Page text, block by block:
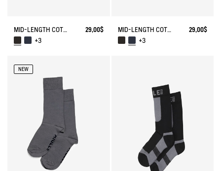
MID-LENGTH COTTON SOCKS MADE IN FRANCE
29,00$
+3
MID-LENGTH COTTON SOCKS MADE IN FRANCE
29,00$
+3
NEW